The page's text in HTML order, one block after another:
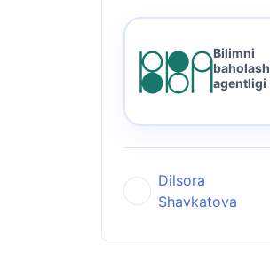
Bilimni
baholash
agentligi
Dilsora
Shavkatova